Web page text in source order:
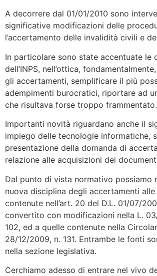
A decorrere dal 01/01/2010 sono
significative modificazioni delle
l’accertamento delle invalidità civili e
In particolare sono state accentuate le
dell’INPS, nell’ottica,
gli accertamenti, semplificare il più
adempimenti burocratici, riportare ad
che risultava forse troppo frammentato.
Importanti novità riguardano anche il
impiego delle tecnologie informatiche,
presentazione della domanda di
relazione alle acquisizioni dei
Dal punto di vista normativo possiamo
nuova disciplina degli accertamenti
contenute nell’art. 20 del D.L. 01/07/
convertito con modificazioni nella L.
102, ed a quelle contenute nella
28/12/2009, n. 131. Entrambe le fonti
nella sezione legislativa.
Cerchiamo adesso di entrare nel vivo